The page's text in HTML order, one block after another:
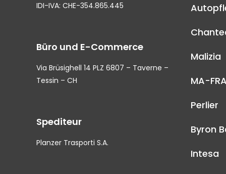
IDI-IVA: CHE-354.865.445
Büro und E-Commerce
Via Brüsighell 14 PLZ 6807 – Taverne –
Tessin – CH
Spediteur
Planzer Trasporti S.A.
Malizia
MA-FRA
Perlier
Byron
Intesa